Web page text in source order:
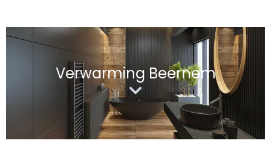
Verwarming Beernem